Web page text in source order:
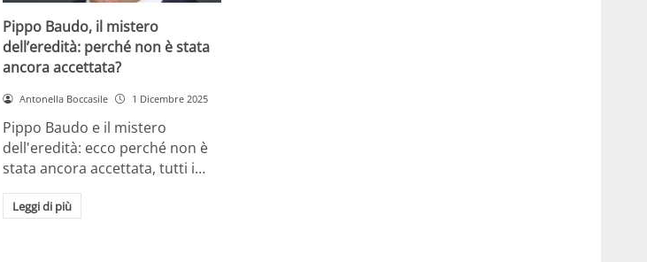
Pippo Baudo, il mistero
dell’eredità: perché non è stata
ancora accettata?
Antonella Boccasile 1 Dicembre 2025
Pippo Baudo e il mistero
dell'eredità: ecco perché non è
stata ancora accettata, tutti i…
Leggi di più